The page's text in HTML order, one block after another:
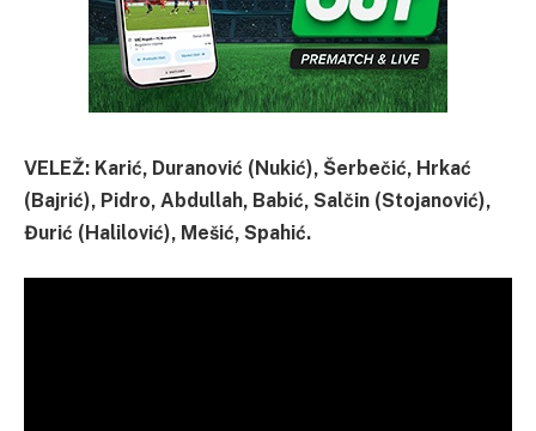
VELEŽ: Karić, Duranović (Nukić), Šerbečić, Hrkać
(Bajrić), Pidro, Abdullah, Babić, Salčin (Stojanović),
Đurić (Halilović), Mešić, Spahić.